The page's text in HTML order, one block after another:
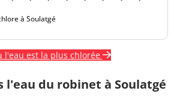
à Soulatgé
l'eau est la plus chlorée
l'eau du robinet à Soulatgé